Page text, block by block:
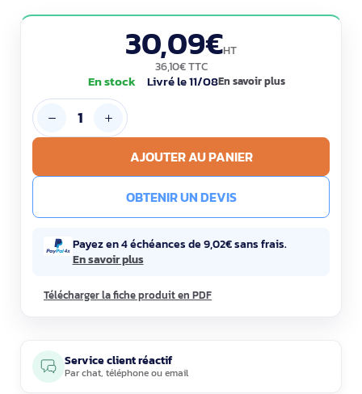
30,09€HT
36,10€ TTC
En stock Livré le 11/08En savoir plus
AJOUTER AU PANIER
OBTENIR UN DEVIS
Payez en 4 échéances de 9,02€ sans frais.
En savoir plus
Télécharger la fiche produit en PDF
Service client réactif
Parchat, téléphoneouemail